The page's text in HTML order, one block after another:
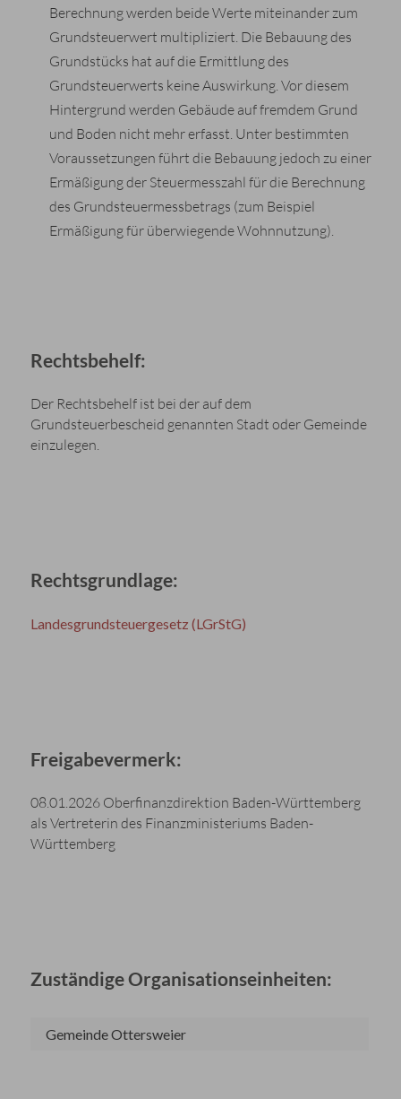
Berechnung werden beide Werte miteinander zum
Grundsteuerwert multipliziert. Die Bebauung des
Grundstücks hat auf die Ermittlung des
Grundsteuerwerts keine Auswirkung. Vor diesem
Hintergrund werden Gebäude auf fremdem Grund
und Boden nicht mehr erfasst. Unter bestimmten
Voraussetzungen führt die Bebauung jedoch zu einer
Ermäßigung der Steuermesszahl für die Berechnung
des Grundsteuermessbetrags (zum Beispiel
Ermäßigung für überwiegende Wohnnutzung).
Rechtsbehelf:
Der Rechtsbehelf ist bei der auf dem
Grundsteuerbescheid genannten Stadt oder Gemeinde
einzulegen.
Rechtsgrundlage:
Landesgrundsteuergesetz (LGrStG)
Freigabevermerk:
08.01.2026 Oberfinanzdirektion Baden-Württemberg
als Vertreterin des Finanzministeriums Baden-
Württemberg
Zuständige Organisationseinheiten:
Gemeinde Ottersweier